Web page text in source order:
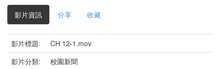
影片資訊 分享 收藏
影片標題:
CH 12-1.mov
影片分類:
校園新聞